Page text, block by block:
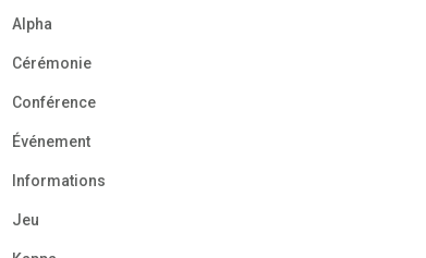
Alpha
Cérémonie
Conférence
Événement
Informations
Jeu